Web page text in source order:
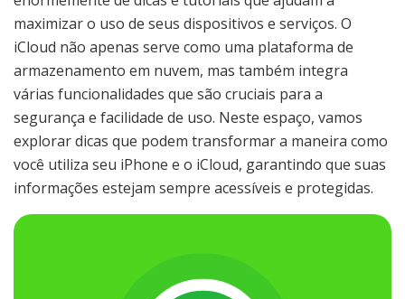
maximizar o uso de seus dispositivos e serviços. O
iCloud não apenas serve como uma plataforma de
armazenamento em nuvem, mas também integra
várias funcionalidades que são cruciais para a
segurança e facilidade de uso. Neste espaço, vamos
explorar dicas que podem transformar a maneira como
você utiliza seu iPhone e o iCloud, garantindo que suas
informações estejam sempre acessíveis e protegidas.